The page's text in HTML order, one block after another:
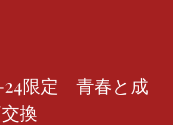
24限定 青春と成
換